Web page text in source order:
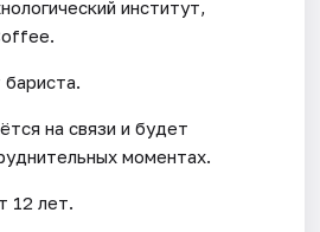
институт,
на связи и будет
моментах.
12 лет.